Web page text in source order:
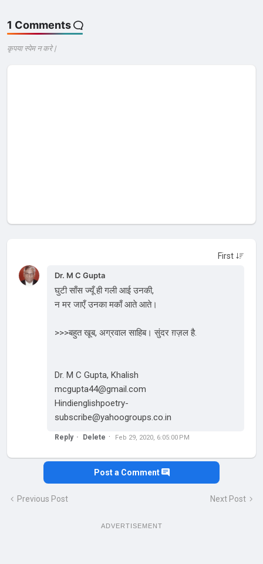
1 Comments
कृपया स्पेम न करे |
Dr. M C Gupta
घुटी साँस ज्यूँ ही गली आई उनकी,
न मर जाएँ उनका मकाँ आते आते।
>>>बहुत खूब, अग्रवाल साहिब। सुंदर ग़ज़ल है.
Dr. M C Gupta, Khalish
mcgupta44@gmail.com
Hindienglishpoetry-
subscribe@yahoogroups.co.in
Reply Delete Feb 29, 2020, 6:05:00 PM
Post a Comment
Previous Post Next Post
ADVERTISEMENT